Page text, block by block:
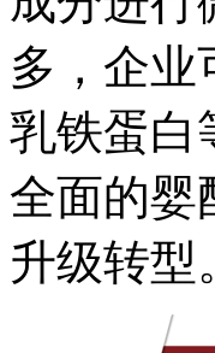
多，企业
乳铁蛋白
全面的婴
升级转型